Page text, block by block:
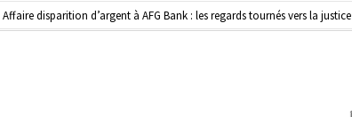
Dubréka : un accident de la circulation fait deux blessés graves à Kenendé